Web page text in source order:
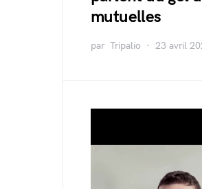
mutuelles
par Tripalio 23 avril